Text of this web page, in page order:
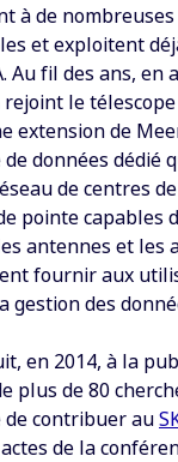
à de
et exploitent
Au fil des ans, en
rejoint le
extension de
données dédié
de centres
pointe capables
antennes et les
fournir aux
des
en 2014, à la
plus de 80
contribuer au
de la